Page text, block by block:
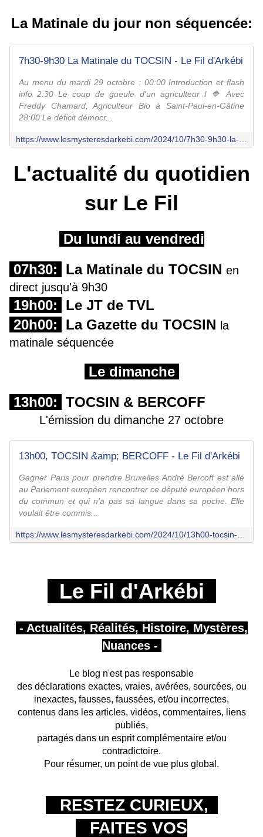
La Matinale du jour non séquencée:
7h30-9h30 La Matinale du TOCSIN - Le Fil d'Arkébi
Au menu du mardi 29 octobre : 00:00 Introduction et flash
info 2:30 Le coup de gueule d'un agriculteur ! 🔷 Avec
Freddy Chamard, Agriculteur Bio à Saint-Paul-en-Gâtine
28:00 Le déficit démocr...
L'actualité du quotidien
sur Le Fil
Du lundi au vendredi
07h30:
La Matinale du TOCSIN en
direct jusqu'à 9h30
19h00:
Le JT de TVL
20h00:
La Gazette du TOCSIN la
matinale séquencée
Le dimanche
13h00: TOCSIN & BERCOFF
L'émission du dimanche 27 octobre
13h00, TOCSIN &amp; BERCOFF - Le Fil d'Arkébi
Gagner Paris pour prendre Bruxelles André Bercoff est allé
au Parlement européen rencontrer ce député européen hors
du commun et qui n'a pas sa langue dans sa poche. Elle
voulait être commis...
Le Fil d'Arkébi
- Actualités, Réalités, Histoire, Mystères,
Nuances -
Le blog n'est pas responsable
des déclarations exactes, vraies, avérées, sourcées, ou
inexactes, fausses, faussées, et/ou incorrectes,
contenus dans les articles, vidéos, commentaires, liens
publiés,
partagés dans un esprit complémentaire et/ou
contradictoire.
Pour résumer, un point de vue plus global.
RESTEZ CURIEUX,
FAITES VOS